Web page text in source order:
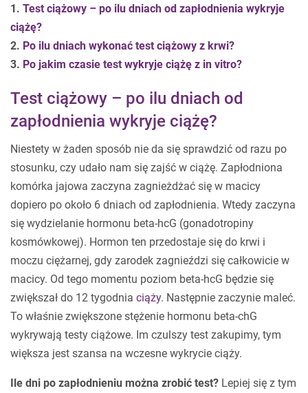
1. Test ciążowy – po ilu dniach od zapłodnienia wykryje
ciążę?
2. Po ilu dniach wykonać test ciążowy z krwi?
3. Po jakim czasie test wykryje ciążę z in vitro?
Test ciążowy – po ilu dniach od
zapłodnienia wykryje ciążę?
Niestety w żaden sposób nie da się sprawdzić od razu po
stosunku, czy udało nam się zajść w ciążę. Zapłodniona
komórka jajowa zaczyna zagnieżdżać się w macicy
dopiero po około 6 dniach od zapłodnienia. Wtedy zaczyna
się wydzielanie hormonu beta-hcG (gonadotropiny
kosmówkowej). Hormon ten przedostaje się do krwi i
moczu ciężarnej, gdy zarodek zagnieździ się całkowicie w
macicy. Od tego momentu poziom beta-hcG będzie się
zwiększał do 12 tygodnia ciąży. Następnie zaczynie maleć.
To właśnie zwiększone stężenie hormonu beta-chG
wykrywają testy ciążowe. Im czulszy test zakupimy, tym
większa jest szansa na wczesne wykrycie ciąży.
Ile dni po zapłodnieniu można zrobić test? Lepiej się z tym